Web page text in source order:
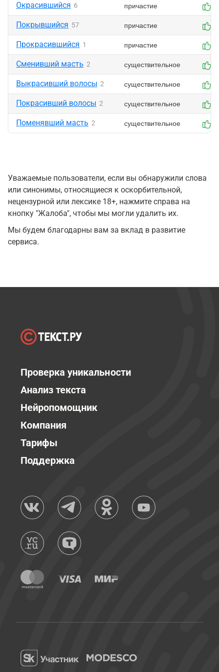
Окрасившийся 6 причастие
Покрывшийся 57 причастие
Прокрасившийся 1 причастие
Сменивший масть 2 существительное
Выкрасивший волосы 2 существительное
Покрасивший волосы 2 существительное
Поменявший масть 2 существительное
Уважаемые пользователи, если вы обнаружили слова
или синонимы, относящиеся к оскорбительной,
нецензурной или лексике 18+, нажмите справа на
кнопку "Жалоба", чтобы мы могли удалить их.
Мы будем благодарны вам за вклад в развитие
сервиса.
Проверка уникальности
Анализ текста
Нейропомощник
Компания
Тарифы
Поддержка